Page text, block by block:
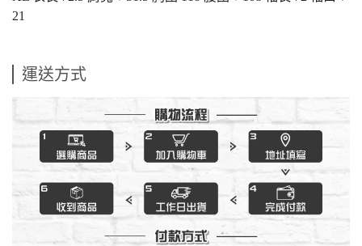
21
運送方式